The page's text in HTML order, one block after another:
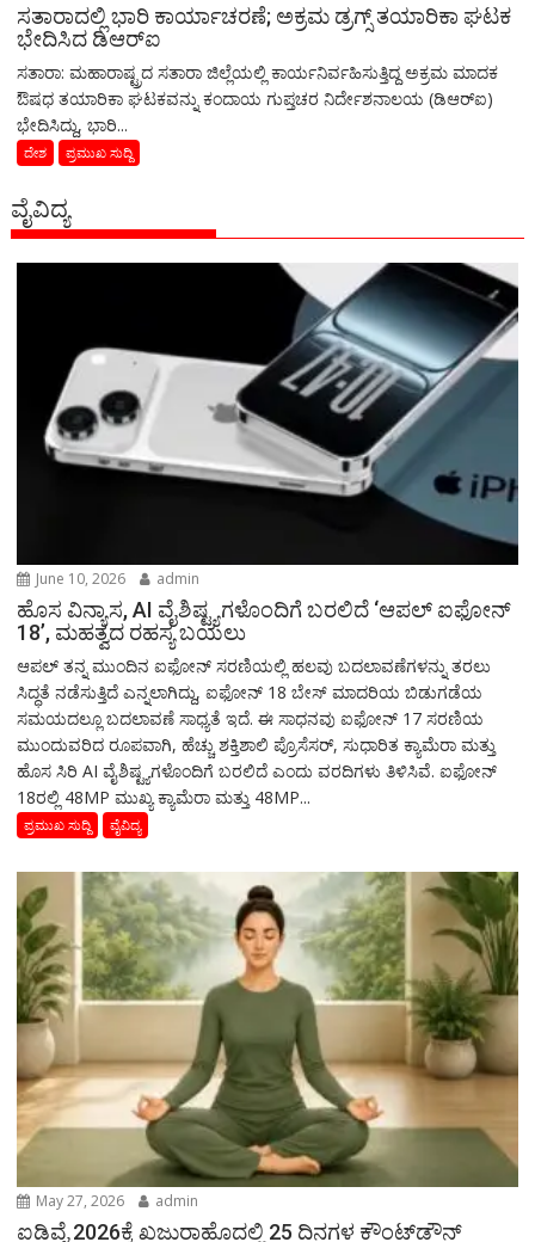
ಸತಾರಾದಲ್ಲಿ ಭಾರಿ ಕಾರ್ಯಾಚರಣೆ; ಅಕ್ರಮ ಡ್ರಗ್ಸ್ ತಯಾರಿಕಾ ಘಟಕ
ಭೇದಿಸಿದ ಡಿಆರ್‌ಐ
ಸತಾರಾ: ಮಹಾರಾಷ್ಟ್ರದ ಸತಾರಾ ಜಿಲ್ಲೆಯಲ್ಲಿ ಕಾರ್ಯನಿರ್ವಹಿಸುತ್ತಿದ್ದ ಅಕ್ರಮ ಮಾದಕ
ಔಷಧ ತಯಾರಿಕಾ ಘಟಕವನ್ನು ಕಂದಾಯ ಗುಪ್ತಚರ ನಿರ್ದೇಶನಾಲಯ (ಡಿಆರ್‌ಐ)
ಭೇದಿಸಿದ್ದು, ಭಾರಿ...
ದೇಶ ಪ್ರಮುಖ ಸುದ್ದಿ
ವೈವಿದ್ಯ
June 10, 2026 admin
ಹೊಸ ವಿನ್ಯಾಸ, AI ವೈಶಿಷ್ಟ್ಯಗಳೊಂದಿಗೆ ಬರಲಿದೆ ‘ಆಪಲ್ ಐಫೋನ್
18’, ಮಹತ್ವದ ರಹಸ್ಯ ಬಯಲು
ಆಪಲ್ ತನ್ನ ಮುಂದಿನ ಐಫೋನ್ ಸರಣಿಯಲ್ಲಿ ಹಲವು ಬದಲಾವಣೆಗಳನ್ನು ತರಲು
ಸಿದ್ಧತೆ ನಡೆಸುತ್ತಿದೆ ಎನ್ನಲಾಗಿದ್ದು, ಐಫೋನ್ 18 ಬೇಸ್ ಮಾದರಿಯ ಬಿಡುಗಡೆಯ
ಸಮಯದಲ್ಲೂ ಬದಲಾವಣೆ ಸಾಧ್ಯತೆ ಇದೆ. ಈ ಸಾಧನವು ಐಫೋನ್ 17 ಸರಣಿಯ
ಮುಂದುವರಿದ ರೂಪವಾಗಿ, ಹೆಚ್ಚು ಶಕ್ತಿಶಾಲಿ ಪ್ರೊಸೆಸರ್, ಸುಧಾರಿತ ಕ್ಯಾಮೆರಾ ಮತ್ತು
ಹೊಸ ಸಿರಿ AI ವೈಶಿಷ್ಟ್ಯಗಳೊಂದಿಗೆ ಬರಲಿದೆ ಎಂದು ವರದಿಗಳು ತಿಳಿಸಿವೆ. ಐಫೋನ್
18ರಲ್ಲಿ 48MP ಮುಖ್ಯ ಕ್ಯಾಮೆರಾ ಮತ್ತು 48MP...
ಪ್ರಮುಖ ಸುದ್ದಿ ವೈವಿದ್ಯ
May 27, 2026 admin
ಐಡಿವೈ 2026ಕ್ಕೆ ಖಜುರಾಹೊದಲ್ಲಿ 25 ದಿನಗಳ ಕೌಂಟ್‌ಡೌನ್